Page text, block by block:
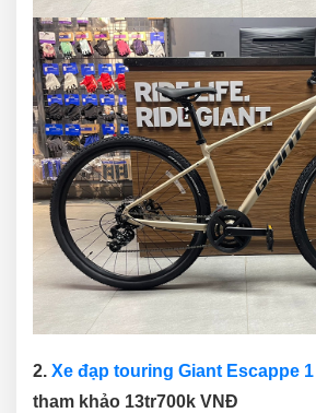
2. Xe đạp touring Giant Escappe
tham khảo 13tr700k VNĐ